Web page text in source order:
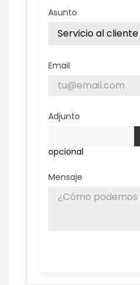
Asunto
Email
Adjunto
opcional
Mensaje